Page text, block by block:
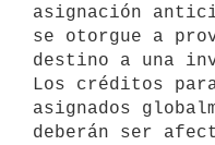
asignación
se otorgue a
destino a una
Los créditos
asignados
deberán ser